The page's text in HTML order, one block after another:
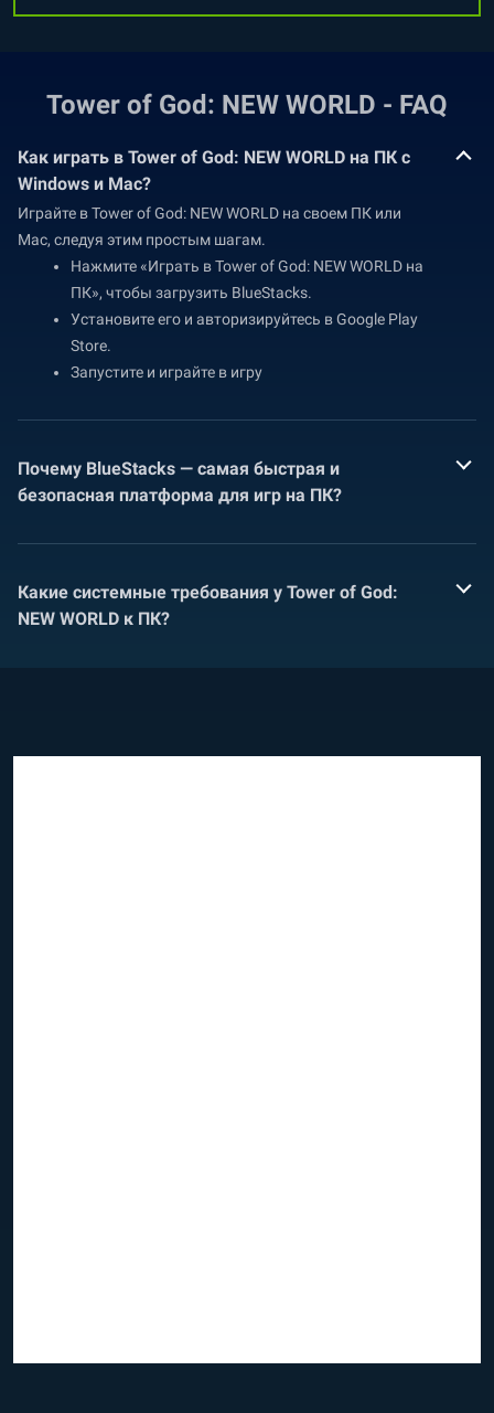
Tower of God: NEW WORLD - FAQ
Как играть в Tower of God: NEW WORLD на ПК с
Windows и Mac?
Играйте в Tower of God: NEW WORLD на своем ПК или
Mac, следуя этим простым шагам.
Нажмите «Играть в Tower of God: NEW WORLD на
ПК», чтобы загрузить BlueStacks.
Установите его и авторизируйтесь в Google Play
Store.
Запустите и играйте в игру
Почему BlueStacks — самая быстрая и
безопасная платформа для игр на ПК?
Какие системные требования у Tower of God:
NEW WORLD к ПК?